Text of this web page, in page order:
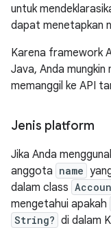
untuk
dapat menetapkan
Karena framework
Java, Anda
memanggil ke API
Jenis platform
Jika Anda
anggota name
dalam class
mengetahui apakah
String? di dalam